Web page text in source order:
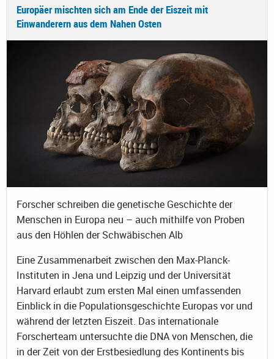
Europäer mischten sich am Ende der Eiszeit mit
Einwanderern aus dem Nahen Osten
Forscher schreiben die genetische Geschichte der
Menschen in Europa neu – auch mithilfe von Proben
aus den Höhlen der Schwäbischen Alb
Eine Zusammenarbeit zwischen den Max-Planck-
Instituten in Jena und Leipzig und der Universität
Harvard erlaubt zum ersten Mal einen umfassenden
Einblick in die Populationsgeschichte Europas vor und
während der letzten Eiszeit. Das internationale
Forscherteam untersuchte die DNA von Menschen, die
in der Zeit von der Erstbesiedlung des Kontinents bis